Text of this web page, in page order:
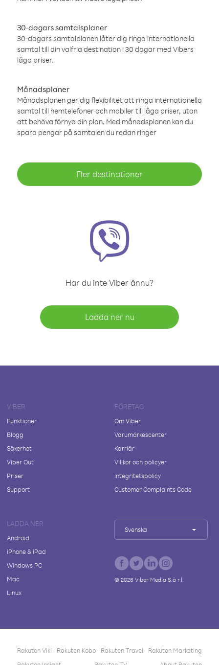
30-dagars samtalsplaner
30-dagars samtalplanen låter dig ringa internationella
samtal till din valfria destination i 30 dagar med Vibers
låga priser.
Månadsplaner
Månadsplanen ger dig flexibilitet att ringa internationella
samtal till hemtelefoner och mobiler till låga priser, utan
att behöva förnya din plan. Med månadsplanen kan du
spara pengar på samtalen du redan ringer
Fler destinationer
Har du inte Viber ännu?
Ladda ner nu
VIBER
Funktioner
Blogg
Säkerhet
Viber Out
Priser
Support
FÖRETAG
Om Viber
Varumärkescenter
Karriär
Villkor och policyer
Integritetspolicy
Customer Complaints Code
LADDA NER
Android
iPhone & iPad
Windows PC
Mac
Linux
Svenska
© 2026Viber Media S.à r.l.
Rakuten Viki Rakuten Kobo Rakuten Travel
Rakuten Marketing